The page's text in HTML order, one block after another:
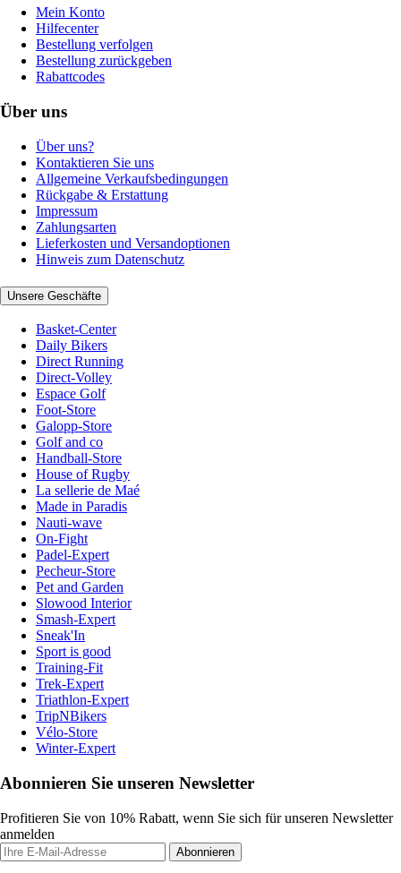
Mein Konto
Hilfecenter
Bestellung verfolgen
Bestellung zurückgeben
Rabattcodes
Über uns
Über uns?
Kontaktieren Sie uns
Allgemeine Verkaufsbedingungen
Rückgabe & Erstattung
Impressum
Zahlungsarten
Lieferkosten und Versandoptionen
Hinweis zum Datenschutz
Unsere Geschäfte
Basket-Center
Daily Bikers
Direct Running
Direct-Volley
Espace Golf
Foot-Store
Galopp-Store
Golf and co
Handball-Store
House of Rugby
La sellerie de Maé
Made in Paradis
Nauti-wave
On-Fight
Padel-Expert
Pecheur-Store
Pet and Garden
Slowood Interior
Smash-Expert
Sneak'In
Sport is good
Training-Fit
Trek-Expert
Triathlon-Expert
TripNBikers
Vélo-Store
Winter-Expert
Abonnieren Sie unseren Newsletter
Profitieren Sie von 10% Rabatt, wenn Sie sich für unseren Newsletter
anmelden
Abonnieren